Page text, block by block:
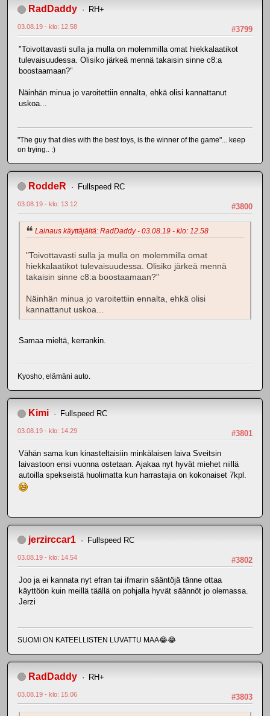
RadDaddy RH+
#3799
03.08.19 - klo: 12.58
"Toivottavasti sulla ja mulla on molemmilla omat hiekkalaatikot
tulevaisuudessa. Olisiko järkeä mennä takaisin sinne c8:a
boostaamaan?"
Näinhän minua jo varoitettiin ennalta, ehkä olisi kannattanut
uskoa...
"The guy that dies with the best toys, is the winner of the game"... keep
on trying.. :)
RoddeR Fullspeed RC
#3800
03.08.19 - klo: 13.12
Lainaus käyttäjältä: RadDaddy - 03.08.19 - klo: 12.58
"Toivottavasti sulla ja mulla on molemmilla omat
hiekkalaatikot tulevaisuudessa. Olisiko järkeä mennä
takaisin sinne c8:a boostaamaan?"
Näinhän minua jo varoitettiin ennalta, ehkä olisi
kannattanut uskoa...
Samaa mieltä, kerrankin.
Kyosho, elämäni auto.
Kimi Fullspeed RC
#3801
03.08.19 - klo: 14.29
Vähän sama kun kinasteltaisiin minkälaisen laiva Sveitsin
laivastoon ensi vuonna ostetaan. Ajakaa nyt hyvät miehet niillä
autoilla spekseistä huolimatta kun harrastajia on kokonaiset 7kpl.
jerzirccar1 Fullspeed RC
#3802
03.08.19 - klo: 14.54
Joo ja ei kannata nyt efran tai ifmarin sääntöjä tänne ottaa
käyttöön kuin meillä täällä on pohjalla hyvät säännöt jo olemassa.
Jerzi
SUOMI ON KATEELLISTEN LUVATTU MAA😂😂
RadDaddy RH+
#3803
03.08.19 - klo: 15.06